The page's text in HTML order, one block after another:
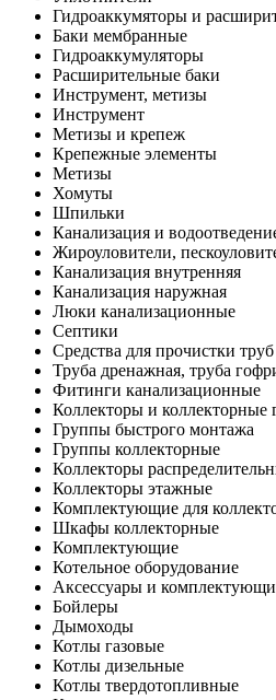
Гидроаккумяторы и
Баки мембранные
Гидроаккумуляторы
Расширительные баки
Инструмент, метизы
Инструмент
Метизы и крепеж
Крепежные элементы
Метизы
Хомуты
Шпильки
Канализация и
Жироуловители,
Канализация внутренняя
Канализация наружная
Люки канализационные
Септики
Средства для прочистки
Труба дренажная, труба
Фитинги канализационные
Коллекторы и коллекторные
Группы быстрого монтажа
Группы коллекторные
Коллекторы
Коллекторы этажные
Комплектующие для
Шкафы коллекторные
Комплектующие
Котельное оборудование
Аксессуары и
Бойлеры
Дымоходы
Котлы газовые
Котлы дизельные
Котлы твердотопливные